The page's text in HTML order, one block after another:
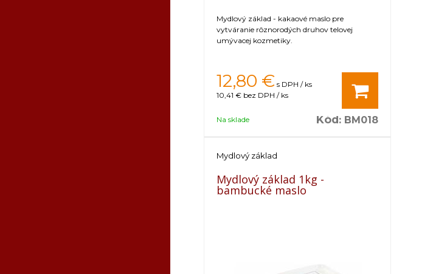
Mydlový základ - kakaové maslo pre
vytváranie rôznorodých druhov telovej
umývacej kozmetiky.
12,80 € s DPH / ks
10,41 € bez DPH / ks
Na sklade Kód: BM018
Mydlový základ
Mydlový základ 1kg -
bambucké maslo